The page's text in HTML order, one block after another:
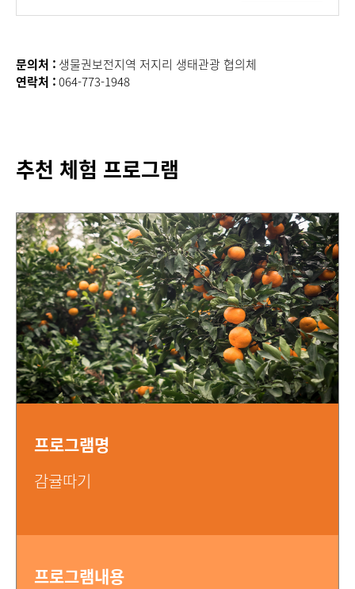
문의처 : 생물권보전지역 저지리 생태관광 협의체
연락처 :064-773-1948
추천 체험 프로그램
프로그램명
감귤따기
프로그램내용